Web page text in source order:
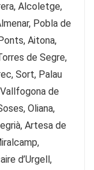
Alcoletge,
Pobla de
Aitona,
de Segre,
Sort, Palau
de
Oliana,
Artesa de
d’Urgell,